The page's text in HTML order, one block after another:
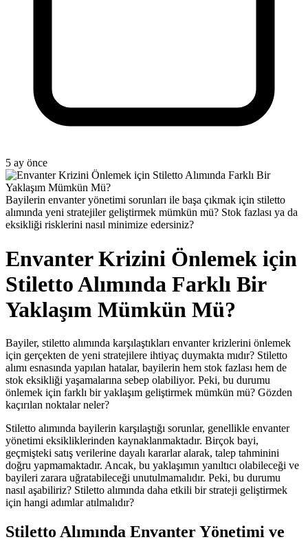
5 ay önce
Bayilerin envanter yönetimi sorunları ile başa çıkmak için stiletto
alımında yeni stratejiler geliştirmek mümkün mü? Stok fazlası ya da
eksikliği risklerini nasıl minimize edersiniz?
Envanter Krizini Önlemek için
Stiletto Alımında Farklı Bir
Yaklaşım Mümkün Mü?
Bayiler, stiletto alımında karşılaştıkları envanter krizlerini önlemek
için gerçekten de yeni stratejilere ihtiyaç duymakta mıdır? Stiletto
alımı esnasında yapılan hatalar, bayilerin hem stok fazlası hem de
stok eksikliği yaşamalarına sebep olabiliyor. Peki, bu durumu
önlemek için farklı bir yaklaşım geliştirmek mümkün mü? Gözden
kaçırılan noktalar neler?
Stiletto alımında bayilerin karşılaştığı sorunlar, genellikle envanter
yönetimi eksikliklerinden kaynaklanmaktadır. Birçok bayi,
geçmişteki satış verilerine dayalı kararlar alarak, talep tahminini
doğru yapmamaktadır. Ancak, bu yaklaşımın yanıltıcı olabileceği ve
bayileri zarara uğratabileceği unutulmamalıdır. Peki, bu durumu
nasıl aşabiliriz? Stiletto alımında daha etkili bir strateji geliştirmek
için hangi adımlar atılmalıdır?
Stiletto Alımında Envanter Yönetimi ve